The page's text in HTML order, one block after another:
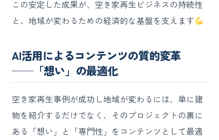
この安定した成果が、空き家再生ビジネスの持続性
と、地域が変わるための経済的な基盤を支えます
AI活用によるコンテンツの質的変革
──「想い」の最適化
空き家再生事例が成功し地域が変わるには、単に建
物を紹介するだけでなく、そのプロジェクトの裏に
ある「想い」と「専門性」をコンテンツとして最適